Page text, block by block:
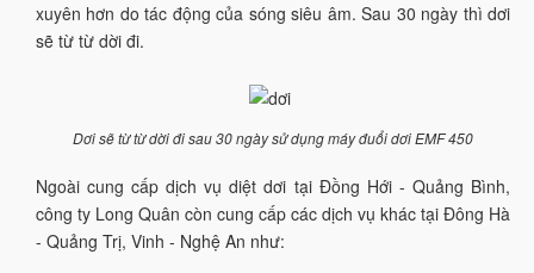
xuyên hơn do tác động của sóng siêu âm. Sau 30 ngày thì dơi
sẽ từ từ dời đi.
Dơi sẽ từ từ dời đi sau 30 ngày sử dụng máy đuổi dơi EMF 450
Ngoài cung cấp dịch vụ diệt dơi tại Đồng Hới - Quảng Bình,
công ty Long Quân còn cung cấp các dịch vụ khác tại Đông Hà
- Quảng Trị, Vinh - Nghệ An như: